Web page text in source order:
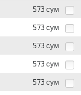
573 сум
573 сум
573 сум
573 сум
573 сум